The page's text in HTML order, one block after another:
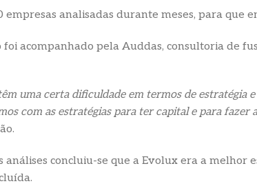
empresas analisadas durante meses, para que
foi acompanhado pela Auddas, consultoria de
uma certa dificuldade em termos de estratégia
com as estratégias para ter capital e para fazer
análises concluiu-se que a Evolux era a melhor